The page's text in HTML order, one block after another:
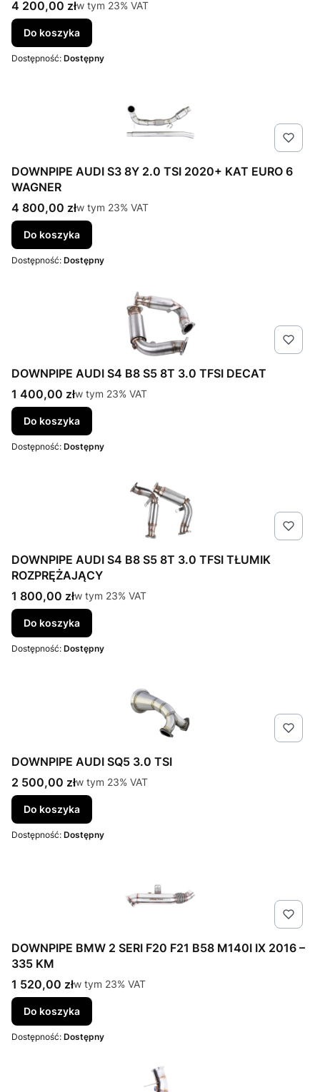
Cena brutto
4 200,00 złw tym %s VAT
w tym 23% VAT
Do koszyka
Dostępność: Dostępny
DOWNPIPE AUDI S3 8Y 2.0 TSI 2020+ KAT EURO 6
WAGNER
Cena brutto
4 800,00 złw tym %s VAT
w tym 23% VAT
Do koszyka
Dostępność: Dostępny
DOWNPIPE AUDI S4 B8 S5 8T 3.0 TFSI DECAT
Cena brutto
1 400,00 złw tym %s VAT
w tym 23% VAT
Do koszyka
Dostępność: Dostępny
DOWNPIPE AUDI S4 B8 S5 8T 3.0 TFSI TŁUMIK
ROZPRĘŻAJĄCY
Cena brutto
1 800,00 złw tym %s VAT
w tym 23% VAT
Do koszyka
Dostępność: Dostępny
DOWNPIPE AUDI SQ5 3.0 TSI
Cena brutto
2 500,00 złw tym %s VAT
w tym 23% VAT
Do koszyka
Dostępność: Dostępny
DOWNPIPE BMW 2 SERI F20 F21 B58 M140I IX 2016 –
335 KM
Cena brutto
1 520,00 złw tym %s VAT
w tym 23% VAT
Do koszyka
Dostępność: Dostępny